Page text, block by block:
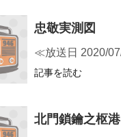
忠敬実測図
≪放送日 2020/
記事を読む
北門鎖鑰之枢